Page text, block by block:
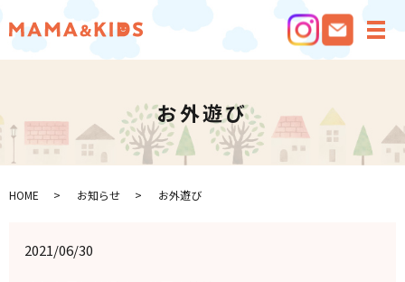
メ
お外遊び
HOME お知らせ お外遊び
2021/06/30